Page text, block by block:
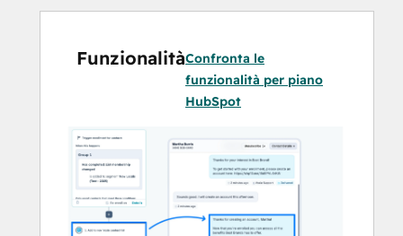
impatto locale, mentre l'azienda
salvaguarda la voce e la strategia
Con HubSpot + Voxie, ottenete il meglio
dei due mondi: controllo a livello
aziendale e risultati a livello di
FunzionalitàConfronta le
funzionalità per piano
HubSpot